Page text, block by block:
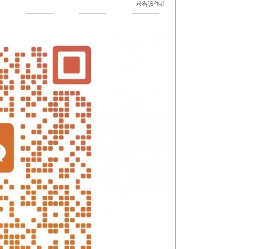
只看该作者